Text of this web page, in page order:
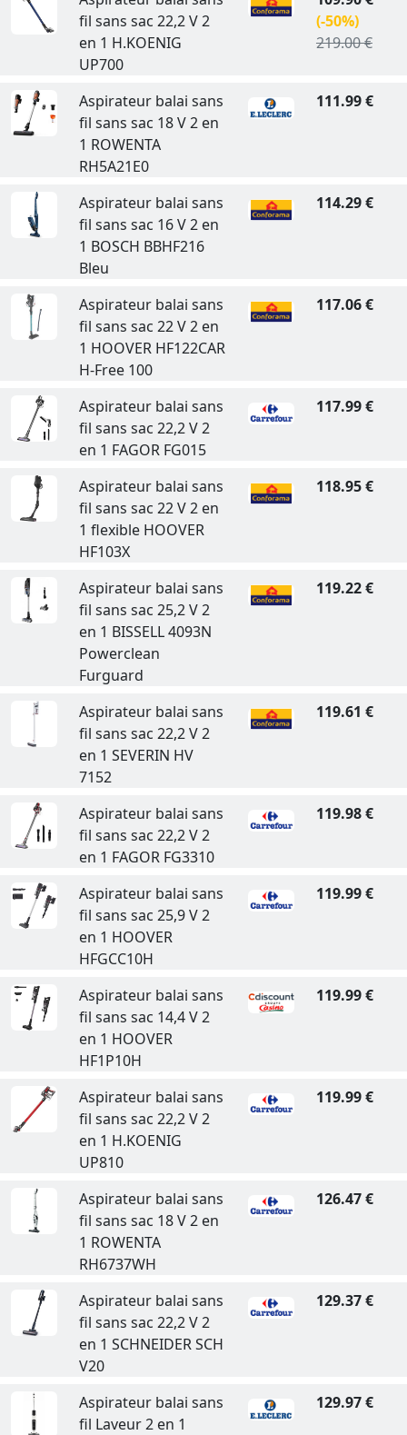
fil sans sac 22,2 V 2
en 1 H.KOENIG
UP700
(-50%)
219.00 €
Aspirateur balai sans
fil sans sac 18 V 2 en
1 ROWENTA
RH5A21E0
111.99 €
Aspirateur balai sans
fil sans sac 16 V 2 en
1 BOSCH BBHF216
Bleu
114.29 €
Aspirateur balai sans
fil sans sac 22 V 2 en
1 HOOVER HF122CAR
H-Free 100
117.06 €
Aspirateur balai sans
fil sans sac 22,2 V 2
en 1 FAGOR FG015
117.99 €
Aspirateur balai sans
fil sans sac 22 V 2 en
1 flexible HOOVER
HF103X
118.95 €
Aspirateur balai sans
fil sans sac 25,2 V 2
en 1 BISSELL 4093N
Powerclean
Furguard
119.22 €
Aspirateur balai sans
fil sans sac 22,2 V 2
en 1 SEVERIN HV
7152
119.61 €
Aspirateur balai sans
fil sans sac 22,2 V 2
en 1 FAGOR FG3310
119.98 €
Aspirateur balai sans
fil sans sac 25,9 V 2
en 1 HOOVER
HFGCC10H
119.99 €
Aspirateur balai sans
fil sans sac 14,4 V 2
en 1 HOOVER
HF1P10H
119.99 €
Aspirateur balai sans
fil sans sac 22,2 V 2
en 1 H.KOENIG
UP810
119.99 €
Aspirateur balai sans
fil sans sac 18 V 2 en
1 ROWENTA
RH6737WH
126.47 €
Aspirateur balai sans
fil sans sac 22,2 V 2
en 1 SCHNEIDER SCH
V20
129.37 €
Aspirateur balai sans
fil Laveur 2 en 1
129.97 €